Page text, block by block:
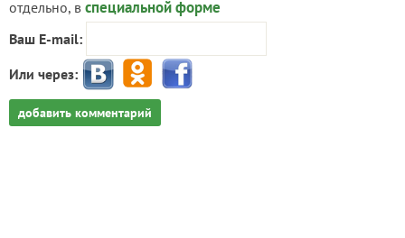
отдельно, в специальной форме
Ваш E-mail:
Или через:
добавить комментарий